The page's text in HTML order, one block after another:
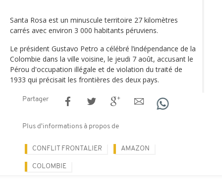
Santa Rosa est un minuscule territoire 27 kilomètres
carrés avec environ 3 000 habitants péruviens.
Le président Gustavo Petro a célébré l’indépendance de la
Colombie dans la ville voisine, le jeudi 7 août, accusant le
Pérou d'occupation illégale et de violation du traité de
1933 qui précisait les frontières des deux pays.
Partager
Plus d'informations à propos de
CONFLIT FRONTALIER AMAZON
COLOMBIE